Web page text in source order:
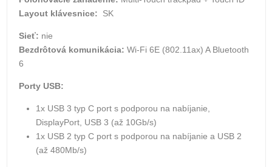
Layout klávesnice: SK
Sieť: nie
Bezdrôtová komunikácia: Wi-Fi 6E (802.11ax) A Bluetooth
6
Porty USB:
1x USB 3 typ C port s podporou na nabíjanie,
DisplayPort, USB 3 (až 10Gb/s)
1x USB 2 typ C port s podporou na nabíjanie a USB 2
(až 480Mb/s)